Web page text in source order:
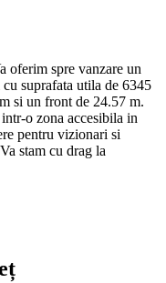
oferim spre vanzare un
suprafata utila de 6345
si un front de 24.57 m.
o zona accesibila in
pentru vizionari si
stam cu drag la